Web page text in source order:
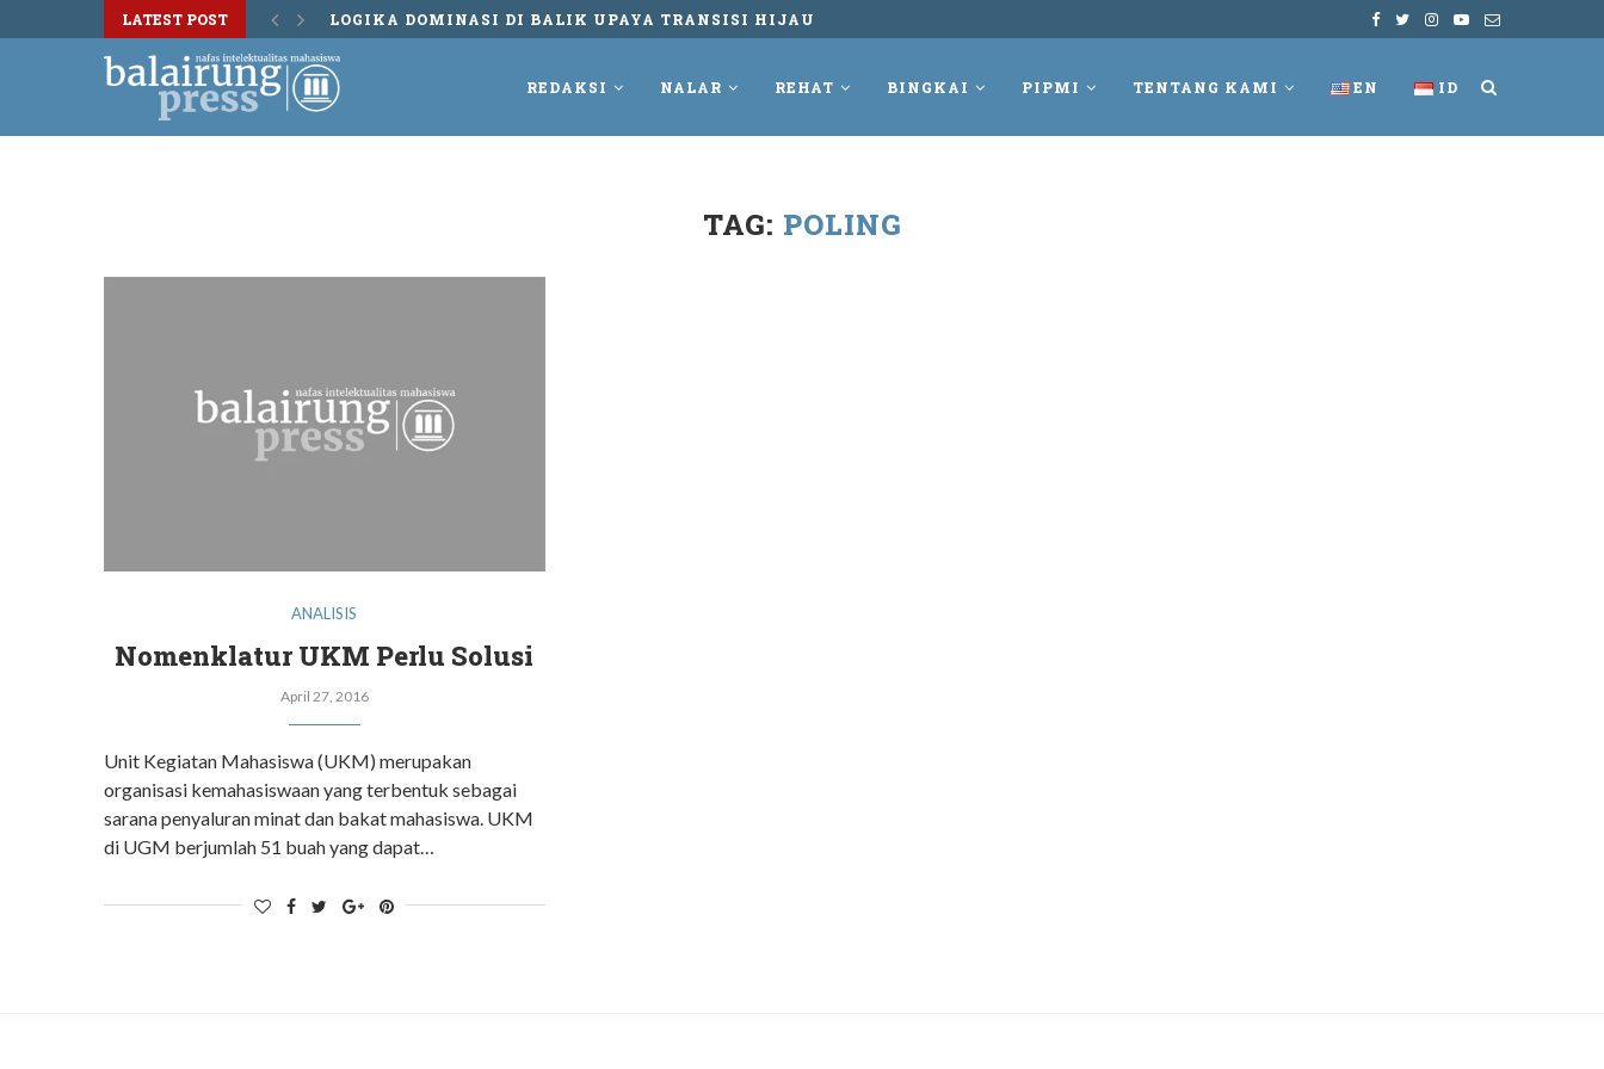
LATEST POST LOGIKA DOMINASI DI BALIK UPAYA TRANSISI HIJAU
REDAKSI NALAR REHAT BINGKAI PIPMI TENTANG KAMI EN ID
TAG: POLING
ANALISIS
Nomenklatur UKM Perlu Solusi
April 27, 2016
Unit Kegiatan Mahasiswa (UKM) merupakan
organisasi kemahasiswaan yang terbentuk sebagai
sarana penyaluran minat dan bakat mahasiswa. UKM
di UGM berjumlah 51 buah yang dapat…